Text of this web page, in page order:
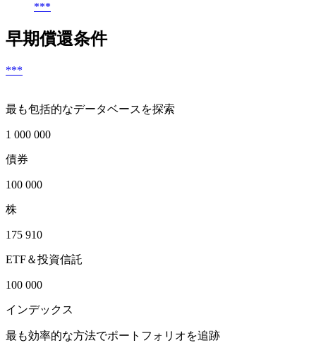
***
早期償還条件
***
最も包括的なデータベースを探索
1 000 000
債券
100 000
株
175 910
ETF＆投資信託
100 000
インデックス
最も効率的な方法でポートフォリオを追跡